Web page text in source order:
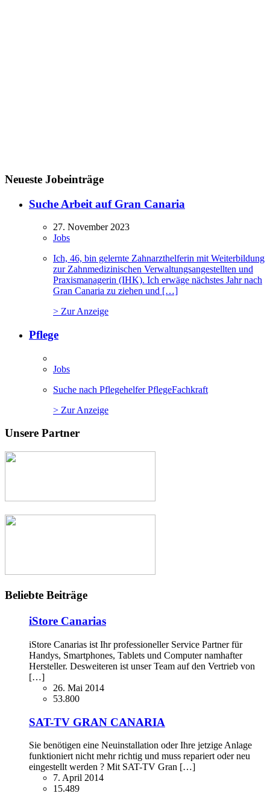
Neueste Jobeinträge
Suche Arbeit auf Gran Canaria
27. November 2023
Jobs
Ich, 46, bin gelernte Zahnarzthelferin mit Weiterbildung
zur Zahnmedizinischen Verwaltungsangestellten und
Praxismanagerin (IHK). Ich erwäge nächstes Jahr nach
Gran Canaria zu ziehen und […]
> Zur Anzeige
Pflege
Jobs
Suche nach Pflegehelfer PflegeFachkraft
> Zur Anzeige
Unsere Partner
Beliebte Beiträge
iStore Canarias
iStore Canarias ist Ihr professioneller Service Partner für
Handys, Smartphones, Tablets und Computer namhafter
Hersteller. Desweiteren ist unser Team auf den Vertrieb von
[…]
26. Mai 2014
53.800
SAT-TV GRAN CANARIA
Sie benötigen eine Neuinstallation oder Ihre jetzige Anlage
funktioniert nicht mehr richtig und muss repariert oder neu
eingestellt werden ? Mit SAT-TV Gran […]
7. April 2014
15.489